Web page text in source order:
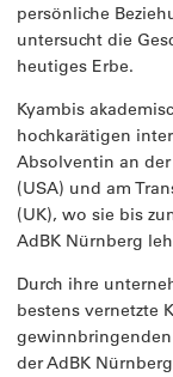
persönliche
untersucht die
heutiges Erbe.
Kyambis
hochkarätigen
Absolventin an
(USA) und am
(UK), wo sie bis
AdBK Nürnberg
Durch ihre
bestens vernetzte
gewinnbringenden
der AdBK